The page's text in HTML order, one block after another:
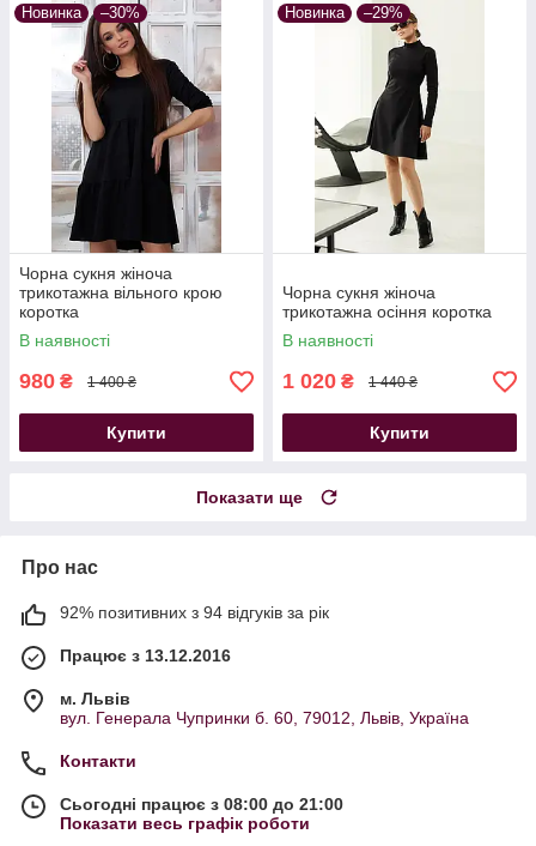
Новинка –30%
Чорна сукня жіноча
трикотажна вільного крою
коротка
В наявності
980 ₴ 1 400 ₴
Купити
Новинка –29%
Чорна сукня жіноча
трикотажна осіння коротка
В наявності
1 020 ₴ 1 440 ₴
Купити
Показати ще
Про нас
92% позитивних з 94 відгуків за рік
Працює з 13.12.2016
м. Львів
вул. Генерала Чупринки б. 60, 79012, Львів, Україна
Контакти
Сьогодні працює з 08:00 до 21:00
Показати весь графік роботи